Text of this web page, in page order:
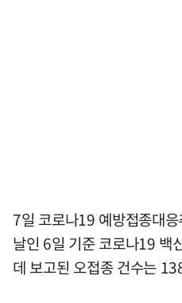
7일 코로나19 예방접종대
날인 6일 기준 코로나19 백
데 보고된 오접종 건수는